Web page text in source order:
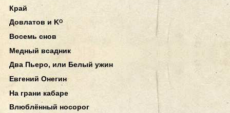
Край
Довлатов и Kᴼ
Восемь снов
Медный всадник
Два Пьеро, или Белый ужин
Евгений Онегин
На грани кабаре
Влюблённый носорог